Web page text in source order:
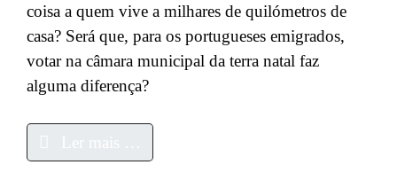
coisa a quem vive a milhares de quilómetros de
casa? Será que, para os portugueses emigrados,
votar na câmara municipal da terra natal faz
alguma diferença?